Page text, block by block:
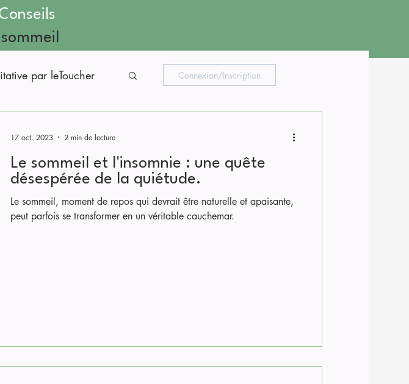
par leToucher Connexion/Inscription
Le sommeil et l'insomnie : une quête
désespérée de la quiétude.
Le sommeil, moment de repos qui devrait être naturelle et apaisante,
peut parfois se transformer en un véritable cauchemar.
17 oct. 2023 2 min de lecture